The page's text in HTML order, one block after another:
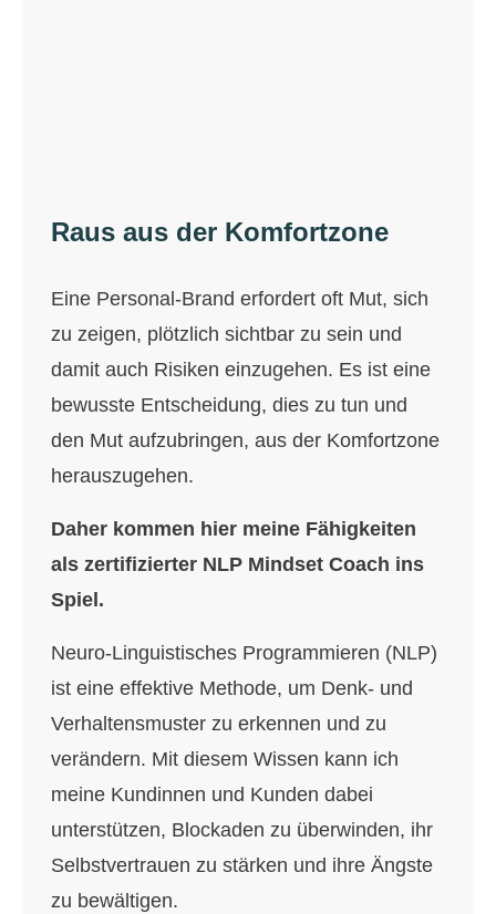
Raus aus der Komfortzone
Eine Personal-Brand erfordert oft Mut, sich
zu zeigen, plötzlich sichtbar zu sein und
damit auch Risiken einzugehen. Es ist eine
bewusste Entscheidung, dies zu tun und
den Mut aufzubringen, aus der Komfortzone
herauszugehen.
Daher kommen hier meine Fähigkeiten
als zertifizierter NLP Mindset Coach ins
Spiel.
Neuro-Linguistisches Programmieren (NLP)
ist eine effektive Methode, um Denk- und
Verhaltensmuster zu erkennen und zu
verändern. Mit diesem Wissen kann ich
meine Kundinnen und Kunden dabei
unterstützen, Blockaden zu überwinden, ihr
Selbstvertrauen zu stärken und ihre Ängste
zu bewältigen.